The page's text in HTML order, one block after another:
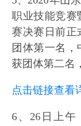
职业技能竞赛
赛决赛日前正
团体第一名
获团体第二名
点击链接查看
6、26日上